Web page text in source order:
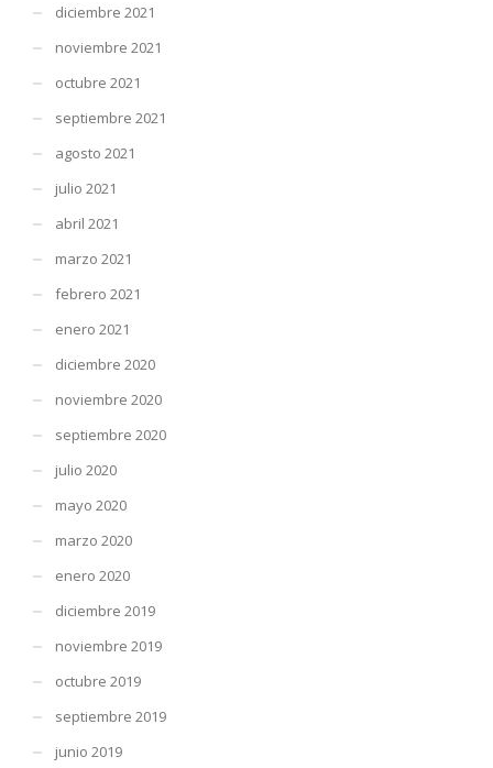
diciembre 2021
noviembre 2021
octubre 2021
septiembre 2021
agosto 2021
julio 2021
abril 2021
marzo 2021
febrero 2021
enero 2021
diciembre 2020
noviembre 2020
septiembre 2020
julio 2020
mayo 2020
marzo 2020
enero 2020
diciembre 2019
noviembre 2019
octubre 2019
septiembre 2019
junio 2019